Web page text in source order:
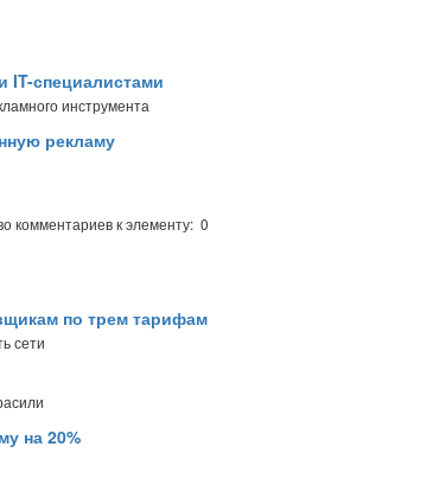
IT-специалистами
инструмента
рекламу
комментариев к элементу: 0
по трем тарифам
сети
на 20%